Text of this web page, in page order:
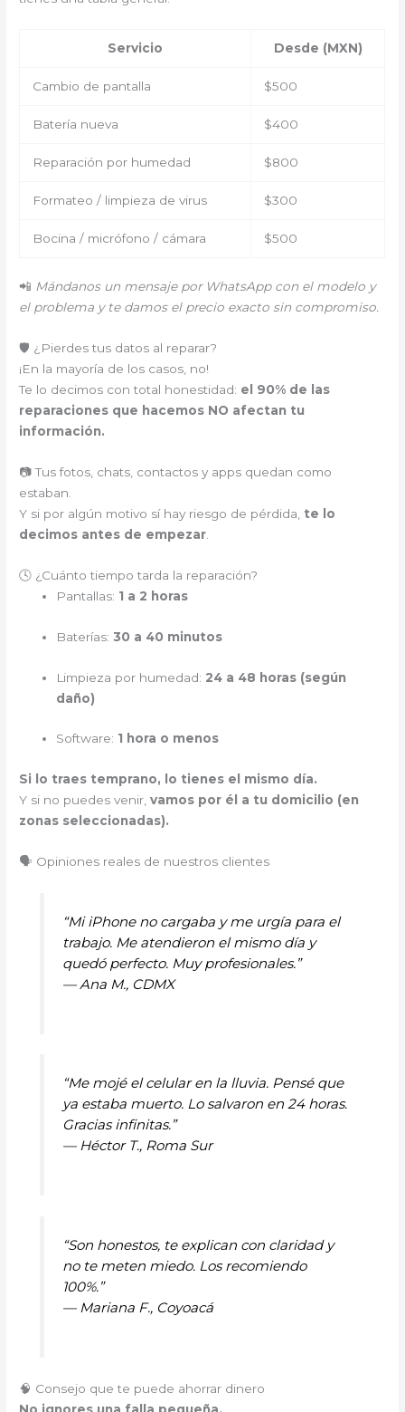
Servicio Desde (MXN)
Cambio de pantalla $500
Batería nueva $400
Reparación por humedad $800
Formateo / limpieza de virus $300
Bocina / micrófono / cámara $500
📲 Mándanos un mensaje por WhatsApp con el modelo y
el problema y te damos el precio exacto sin compromiso.
🛡️ ¿Pierdes tus datos al reparar?
¡En la mayoría de los casos, no!
Te lo decimos con total honestidad: el 90% de las
reparaciones que hacemos NO afectan tu
información.
📷 Tus fotos, chats, contactos y apps quedan como
estaban.
Y si por algún motivo sí hay riesgo de pérdida, te lo
decimos antes de empezar
🕓 ¿Cuánto tiempo tarda la reparación?
Pantallas: 1 a 2 horas
Baterías:30 a 40 minutos
Limpieza por humedad: 24 a 48 horas (según
daño)
Software: 1 hora o menos
Si lo traes temprano, lo tienes el mismo día.
Y si no puedes venir,vamos por él a tu domicilio (en
zonas seleccionadas).
🗣️ Opiniones reales de nuestros clientes
“Mi iPhone no cargaba y me urgía para el
trabajo. Me atendieron el mismo día y
quedó perfecto. Muy profesionales.”
— Ana M., CDMX
“Me mojé el celular en la lluvia. Pensé que
ya estaba muerto. Lo salvaron en 24 horas.
Gracias infinitas.”
— Héctor T., Roma Sur
“Son honestos, te explican con claridad y
no te meten miedo. Los recomiendo
100%.”
— Mariana F., Coyoacá
🧠 Consejo que te puede ahorrar dinero
No ignores una falla pequeña.